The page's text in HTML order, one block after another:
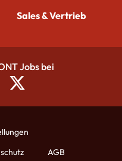
Sales & Vertrieb
Jobs bei
AGB